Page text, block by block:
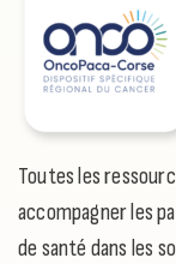
Toutes les
accompagner les
de santé dans les